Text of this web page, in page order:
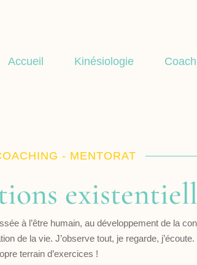
Accueil Kinésiologie
- MENTORAT
à l’être humain, au développement de la
de la vie. J’observe tout, je regarde, j’écoute.
terrain d’exercices !